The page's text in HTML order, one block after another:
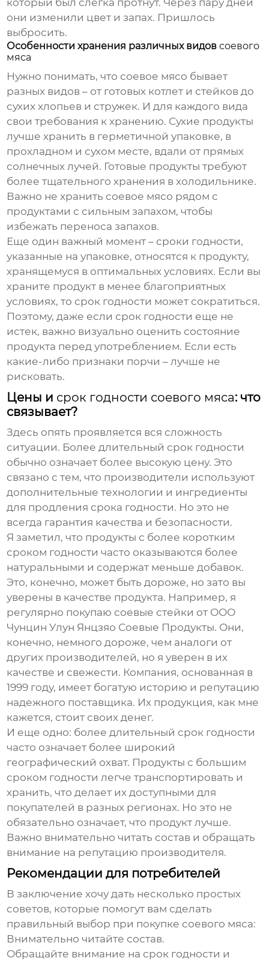
который был слегка протнут. Через пару дней
они изменили цвет и запах. Пришлось
выбросить.
Особенности хранения различных видовсоевого
мяса
Нужно понимать, что соевое мясо бывает
разных видов – от готовых котлет и стейков до
сухих хлопьев и стружек. И для каждого вида
свои требования к хранению. Сухие продукты
лучше хранить в герметичной упаковке, в
прохладном и сухом месте, вдали от прямых
солнечных лучей. Готовые продукты требуют
более тщательного хранения в холодильнике.
Важно не хранить соевое мясо рядом с
продуктами с сильным запахом, чтобы
избежать переноса запахов.
Еще один важный момент – сроки годности,
указанные на упаковке, относятся к продукту,
хранящемуся в оптимальных условиях. Если вы
храните продукт в менее благоприятных
условиях, то срок годности может сократиться.
Поэтому, даже если срок годности еще не
истек, важно визуально оценить состояние
продукта перед употреблением. Если есть
какие-либо признаки порчи – лучше не
рисковать.
Цены и срок годности соевого мяса: что
связывает?
Здесь опять проявляется вся сложность
ситуации. Более длительный срок годности
обычно означает более высокую цену. Это
связано с тем, что производители используют
дополнительные технологии и ингредиенты
для продления срока годности. Но это не
всегда гарантия качества и безопасности.
Я заметил, что продукты с более коротким
сроком годности часто оказываются более
натуральными и содержат меньше добавок.
Это, конечно, может быть дороже, но зато вы
уверены в качестве продукта. Например, я
регулярно покупаю соевые стейки от ООО
Чунцин Улун Янцзяо Соевые Продукты. Они,
конечно, немного дороже, чем аналоги от
других производителей, но я уверен в их
качестве и свежести. Компания, основанная в
1999 году, имеет богатую историю и репутацию
надежного поставщика. Их продукция, как мне
кажется, стоит своих денег.
И еще одно: более длительный срок годности
часто означает более широкий
географический охват. Продукты с большим
сроком годности легче транспортировать и
хранить, что делает их доступными для
покупателей в разных регионах. Но это не
обязательно означает, что продукт лучше.
Важно внимательно читать состав и обращать
внимание на репутацию производителя.
Рекомендации для потребителей
В заключение хочу дать несколько простых
советов, которые помогут вам сделать
правильный выбор при покупке соевого мяса:
Внимательно читайте состав.
Обращайте внимание на срок годности и